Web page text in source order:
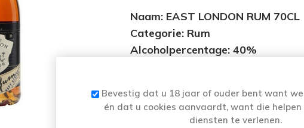
Naam: EAST LONDON RUM 70CL
Categorie: Rum
Alcoholpercentage: 40%
Bevestig dat u 18 jaar of ouder bent want we
én dat u cookies aanvaardt, want die helpen
diensten te verlenen.